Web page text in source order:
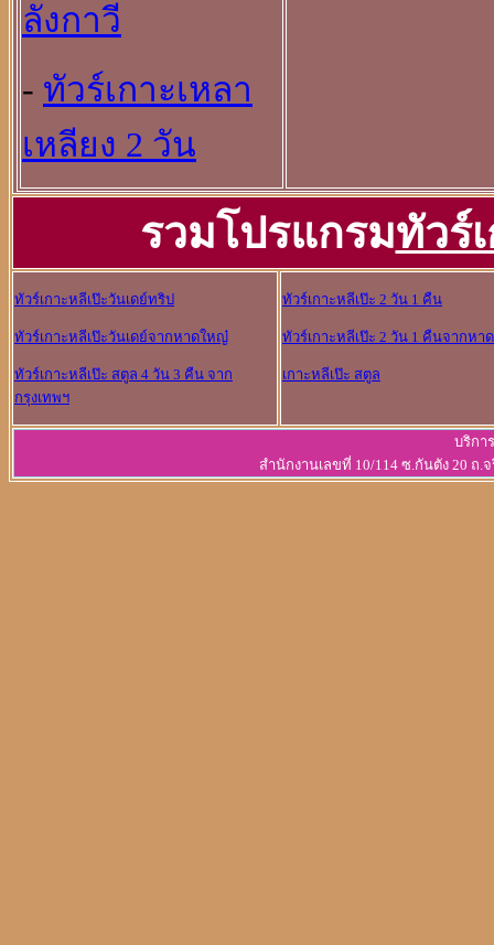
ลังกาวี
- ทัวร์เกาะเหลา
เหลียง 2 วัน
รวมโปรแกรมทัวร์
ทัวร์เกาะหลีเป๊ะวันเดย์ทริป
ทัวร์เกาะหลีเป๊ะวันเดย์จากหาดใหญ๋
ทัวร์เกาะหลีเป๊ะ สตูล 4 วัน 3 คืน จาก
กรุงเทพฯ
ทัวร์เกาะหลีเป๊ะ 2 วัน 1 คืน
ทัวร์เกาะหลีเป๊ะ 2 วัน 1 คืนจากหา
เกาะหลีเป๊ะ สตูล
บริกา
สำนักงานเลขที่ 10/114 ซ.กันตัง 20 ถ.